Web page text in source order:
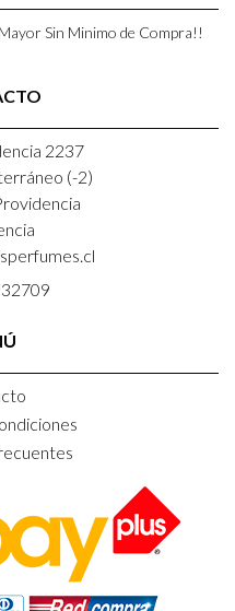
Sin Minimo de Compra!!
2237
(-2)